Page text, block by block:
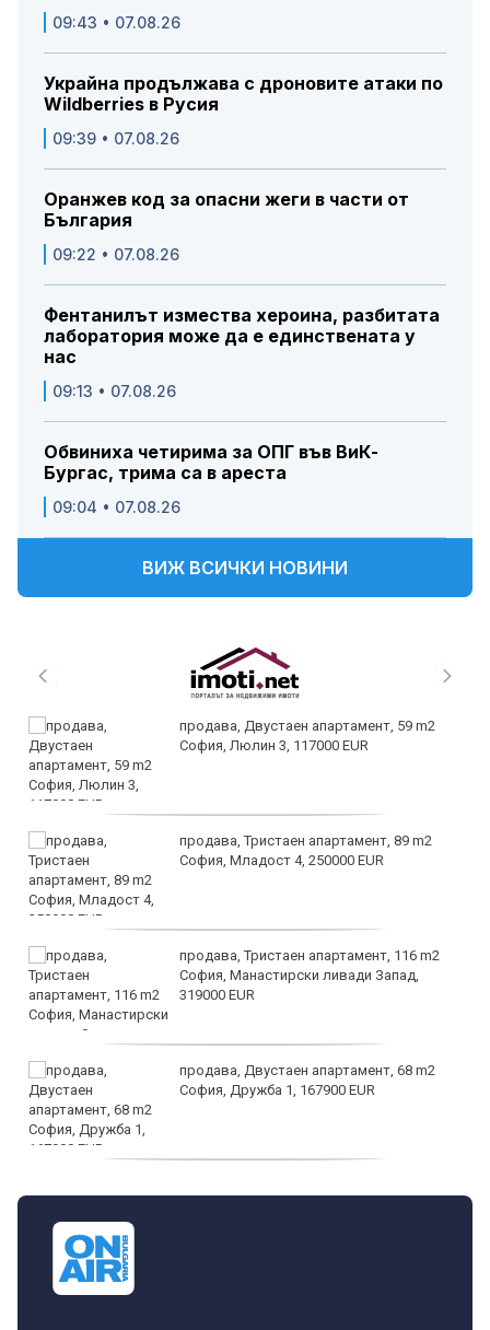
09:43 • 07.08.26
Украйна продължава с дроновите атаки по
Wildberries в Русия
09:39 • 07.08.26
Оранжев код за опасни жеги в части от
България
09:22 • 07.08.26
Фентанилът измества хероина, разбитата
лаборатория може да е единствената у
нас
09:13 • 07.08.26
Обвиниха четирима за ОПГ във ВиК-
Бургас, трима са в ареста
09:04 • 07.08.26
ВИЖ ВСИЧКИ НОВИНИ
продава, Двустаен апартамент, 59 m2
София, Люлин 3, 117000 EUR
продава, Тристаен апартамент, 89 m2
София, Младост 4, 250000 EUR
продава, Тристаен апартамент, 116 m2
София, Манастирски ливади Запад,
319000 EUR
продава, Двустаен апартамент, 68 m2
София, Дружба 1, 167900 EUR